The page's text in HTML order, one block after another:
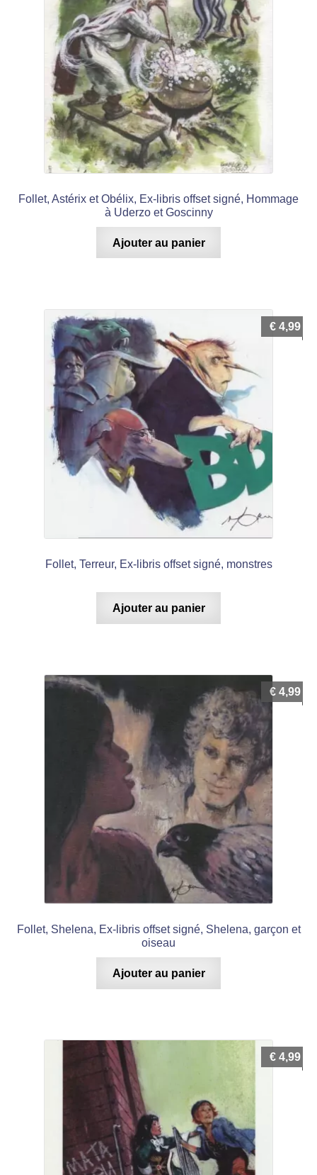
Follet, Astérix et Obélix, Ex-libris offset signé, Hommage
à Uderzo et Goscinny
Ajouter au panier
Follet, Terreur, Ex-libris offset signé, monstres
€ 4,99
Ajouter au panier
Follet, Shelena, Ex-libris offset signé, Shelena, garçon et
oiseau
€ 4,99
Ajouter au panier
€ 4,99